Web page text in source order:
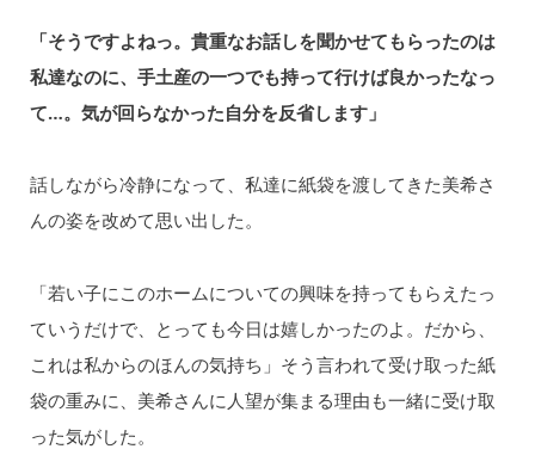
「そうですよねっ。貴重なお話しを聞かせてもらったのは
私達なのに、手土産の一つでも持って行けば良かったなっ
て…。気が回らなかった自分を反省します」
話しながら冷静になって、私達に紙袋を渡してきた美希さ
んの姿を改めて思い出した。
「若い子にこのホームについての興味を持ってもらえたっ
ていうだけで、とっても今日は嬉しかったのよ。だから、
これは私からのほんの気持ち」そう言われて受け取った紙
袋の重みに、美希さんに人望が集まる理由も一緒に受け取
った気がした。